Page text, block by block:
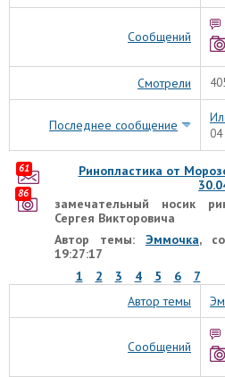
Сообщений
Смотрели
Последнее сообщение
04
Ринопластика от
замечательный носик
Сергея Викторовича
Автор темы: Эммочка,
19:27:17
1
2 3 4 5 6 7
61
86
Автор темы
Сообщений